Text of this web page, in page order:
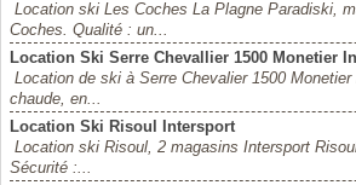
Location ski Les Coches La Plagne Paradiski,
Coches. Qualité : un...
Location Ski Serre Chevallier 1500 Monetier
Location de ski à Serre Chevalier 1500
chaude, en...
Location Ski Risoul Intersport
Location ski Risoul, 2 magasins Intersport
Sécurité :...